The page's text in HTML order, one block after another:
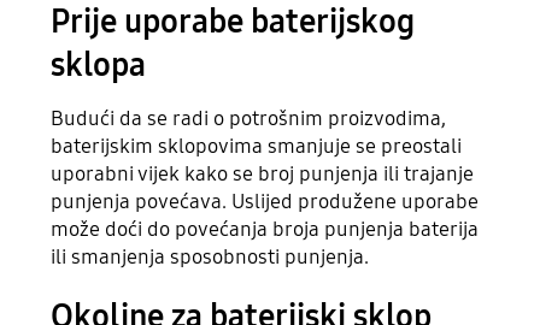
Prije uporabe baterijskog
sklopa
Budući da se radi o potrošnim proizvodima,
baterijskim sklopovima smanjuje se preostali
uporabni vijek kako se broj punjenja ili trajanje
punjenja povećava. Uslijed produžene uporabe
može doći do povećanja broja punjenja baterija
ili smanjenja sposobnosti punjenja.
Okoline za baterijski sklop